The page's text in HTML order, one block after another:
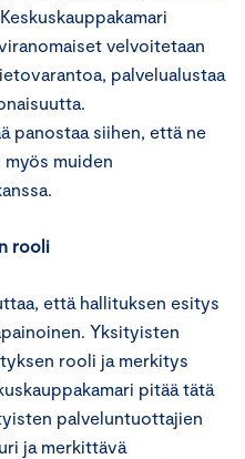
velvoitetaan
palvelualustaa
panostaa siihen, että ne
muiden
rooli
että hallituksen esitys
Yksityisten
rooli ja merkitys
pitää tätä
palveluntuottajien
ja merkittävä